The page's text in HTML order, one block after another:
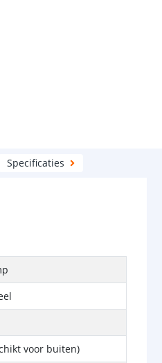
Specificaties
voor buiten)